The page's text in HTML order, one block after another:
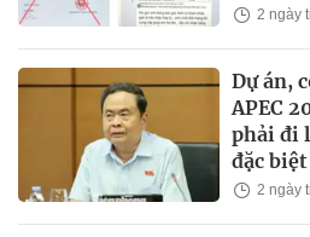
2 ngày
Dự án,
APEC
phải đi
đặc biệt
2 ngày